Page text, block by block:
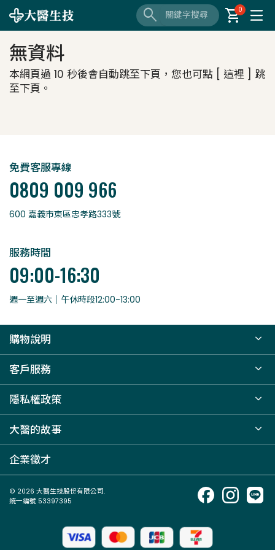
search shopping_cart
0
無資料
本網頁過 10 秒後會自動跳至下頁，您也可點 [ 這裡 ] 跳
至下頁。
免費客服專線
0809 009 966
600 嘉義市東區忠孝路333號
服務時間
09:00-16:30
週一至週六｜午休時段12:00-13:00
購物說明
客戶服務
隱私權政策
大醫的故事
企業徵才
© 2026 大醫生技股份有限公司.
統一編號 53397395